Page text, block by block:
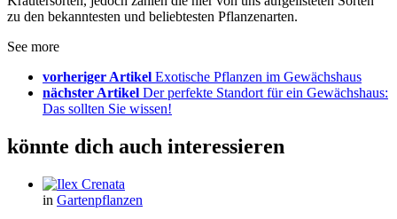
zu den bekanntesten und beliebtesten Pflanzenarten.
See more
vorheriger Artikel Exotische Pflanzen im Gewächshaus
nächster Artikel Der perfekte Standort für ein Gewächshaus:
Das sollten Sie wissen!
könnte dich auch interessieren
in Gartenpflanzen